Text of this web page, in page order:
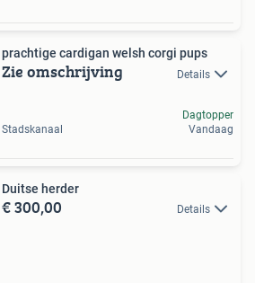
prachtige cardigan welsh corgi pups
Zie omschrijving Details
Stadskanaal
Dagtopper
Vandaag
Duitse herder
€ 300,00 Details